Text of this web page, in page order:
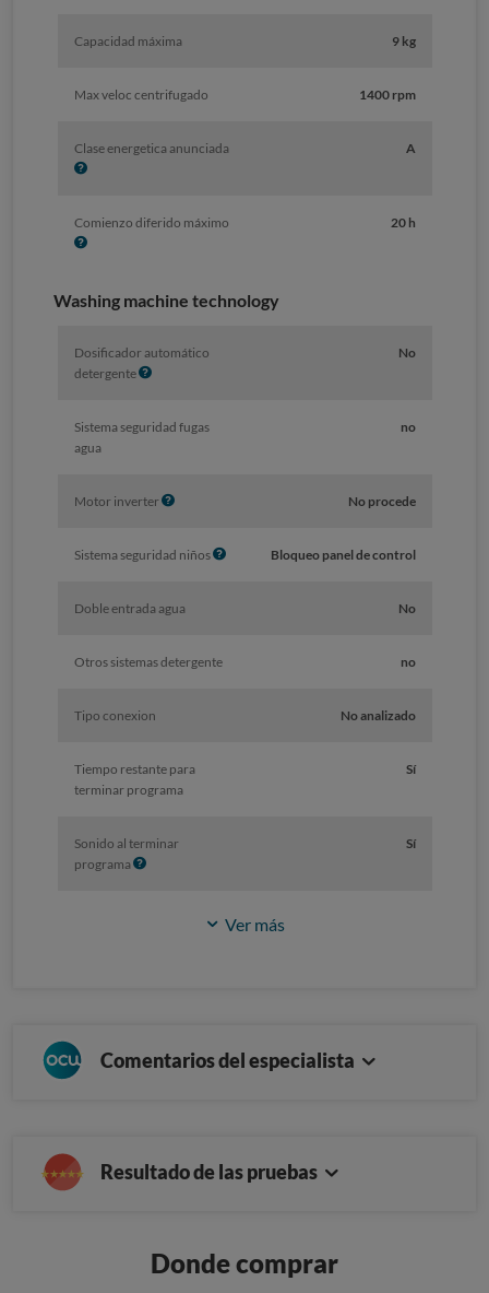
Capacidad máxima 9 kg
Max veloc centrifugado 1400 rpm
Clase energetica anunciadaI
A
Comienzo diferido máximoI
20 h
Washing machine technology
Dosificador automático
detergenteI
o
No
Sistema seguridad fugas
agua
no
Motor inverterI
o
No procede
Sistema seguridad niñosI
Bloqueo panel de control
Doble entrada agua No
Otros sistemas detergente no
Tipo conexion No analizado
Tiempo restante para
terminar programa
Sí
Sonido al terminar
programa I
Sí
Ver más
Comentarios del especialista
Resultado de las pruebas
Donde comprar